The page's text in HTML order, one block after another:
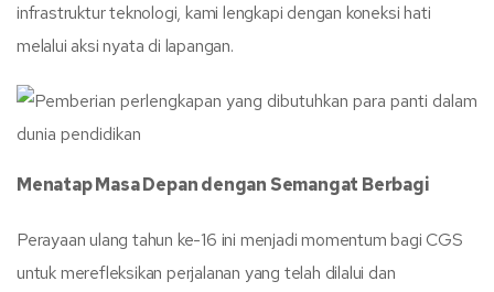
infrastruktur teknologi, kami lengkapi dengan koneksi hati
melalui aksi nyata di lapangan.
Menatap Masa Depan dengan Semangat Berbagi
Perayaan ulang tahun ke-16 ini menjadi momentum bagi CGS
untuk merefleksikan perjalanan yang telah dilalui dan